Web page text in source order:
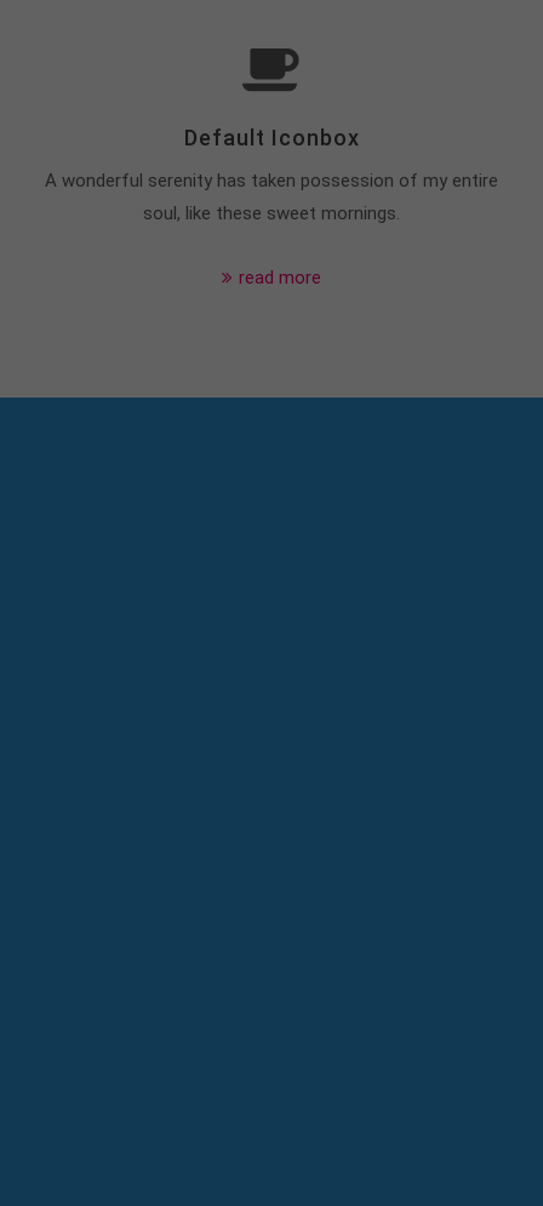
Default Iconbox
A wonderful serenity has taken possession of my entire
soul, like these sweet mornings.
read more